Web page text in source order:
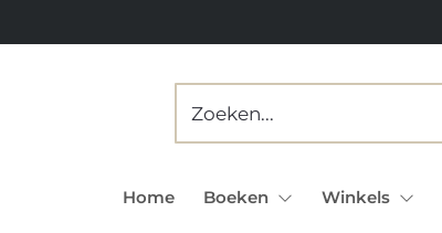
Home Boeken Winkels